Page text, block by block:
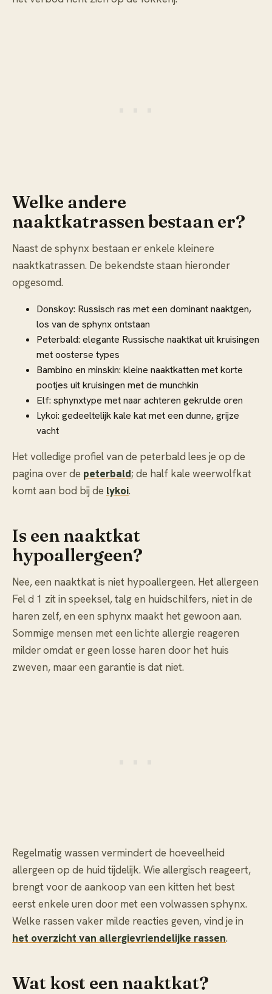
Welke andere
naaktkatrassen bestaan er?
Naast de sphynx bestaan er enkele kleinere
naaktkatrassen. De bekendste staan hieronder
opgesomd.
Donskoy: Russisch ras met een dominant naaktgen,
los van de sphynx ontstaan
Peterbald: elegante Russische naaktkat uit kruisingen
met oosterse types
Bambino en minskin: kleine naaktkatten met korte
pootjes uit kruisingen met de munchkin
Elf: sphynxtype met naar achteren gekrulde oren
Lykoi: gedeeltelijk kale kat met een dunne, grijze
vacht
Het volledige profiel van de peterbald lees je op de
pagina over de peterbald; de half kale weerwolfkat
komt aan bod bij de lykoi.
Is een naaktkat
hypoallergeen?
Nee, een naaktkat is niet hypoallergeen. Het allergeen
Fel d 1 zit in speeksel, talg en huidschilfers, niet in de
haren zelf, en een sphynx maakt het gewoon aan.
Sommige mensen met een lichte allergie reageren
milder omdat er geen losse haren door het huis
zweven, maar een garantie is dat niet.
Regelmatig wassen vermindert de hoeveelheid
allergeen op de huid tijdelijk. Wie allergisch reageert,
brengt voor de aankoop van een kitten het best
eerst enkele uren door met een volwassen sphynx.
Welke rassen vaker milde reacties geven, vind je in
het overzicht van allergievriendelijke rassen.
Wat kost een naaktkat?